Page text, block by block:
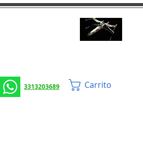
3313203689 Carrito